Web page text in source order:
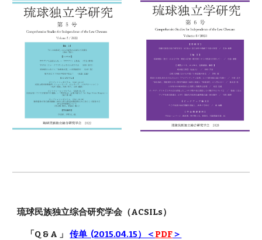
琉球民族独立综合研究学会 （ACSILs）
「Q & A 」传单 (2015.04.15）＜ PDF＞